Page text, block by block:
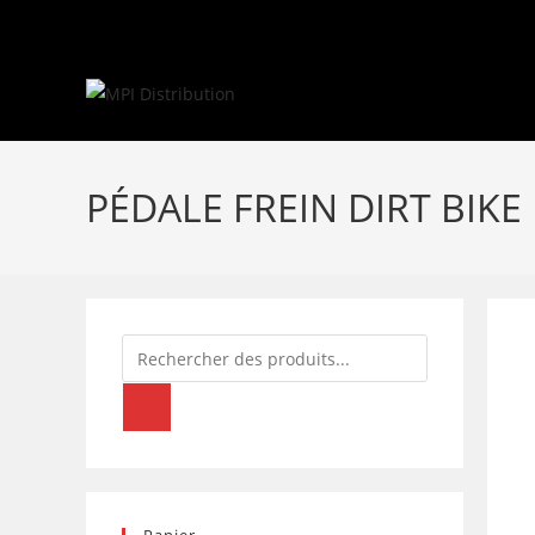
PÉDALE FREIN DIRT BIKE
Recherche
de